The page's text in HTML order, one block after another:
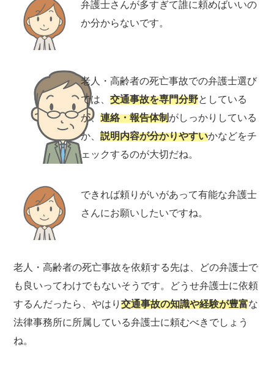
弁護士さんが多すぎて誰に頼めばいいの
か分からないです。
老人・高齢者の死亡事故での弁護士選び
では、交通事故を専門分野としている
か、連絡・報告体制 がしっかりしている
か、説明内容が分かりやすいかなどをチ
ェックするのが大切だね。
できれば頼りがいがあって有能な弁護士
さんにお願いしたいですね。
老人・高齢者の死亡事故を依頼する先は、どの弁護士で
も良いってわけでもないそうです。どうせ弁護士に依頼
するんだったら、やはり交通事故の知識や経験が豊富な
法律事務所に所属している弁護士に頼むべきでしょう
ね。